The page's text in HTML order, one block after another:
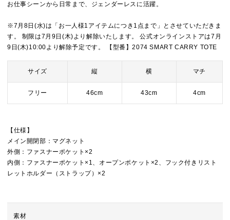
お仕事シーンから日常まで、ジェンダーレスに活躍。
※7月8日(水)は「お一人様1アイテムにつき1点まで」とさせていただきま
す。 制限は7月9日(木)より解除いたします。 公式オンラインストアは7月
9日(木)10:00より解除予定です。 【型番】2074 SMART CARRY TOTE
サイズ 縦 横 マチ
フリー 46cm 43cm 4cm
【仕様】
メイン開閉部：マグネット
外側：ファスナーポケット×2
内側：ファスナーポケット×1、オープンポケット×2、フック付きリスト
レットホルダー（ストラップ）×2
素材